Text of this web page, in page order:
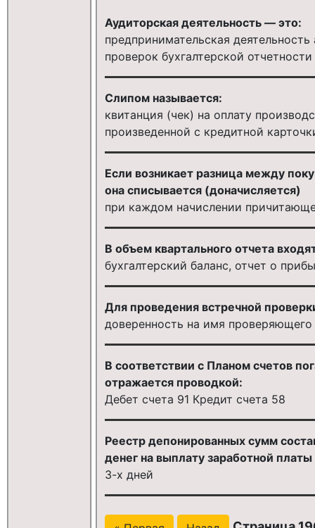
Аудиторская деятельность — это:
предпринимательская
проверок бухгалтерской отчетности
Слипом называется:
квитанция (чек) на оплату
произведенной с кредитной
Если возникает разница между
она списывается (доначисляется)
при каждом начислении
В объем квартального отчета
бухгалтерский баланс, отчет о
Для проведения встречной
доверенность на имя
В соответствии с Планом счетов
отражается проводкой:
Дебет счета 91 Кредит счета 58
Реестр депонированных сумм
денег на выплату заработной
3-х дней